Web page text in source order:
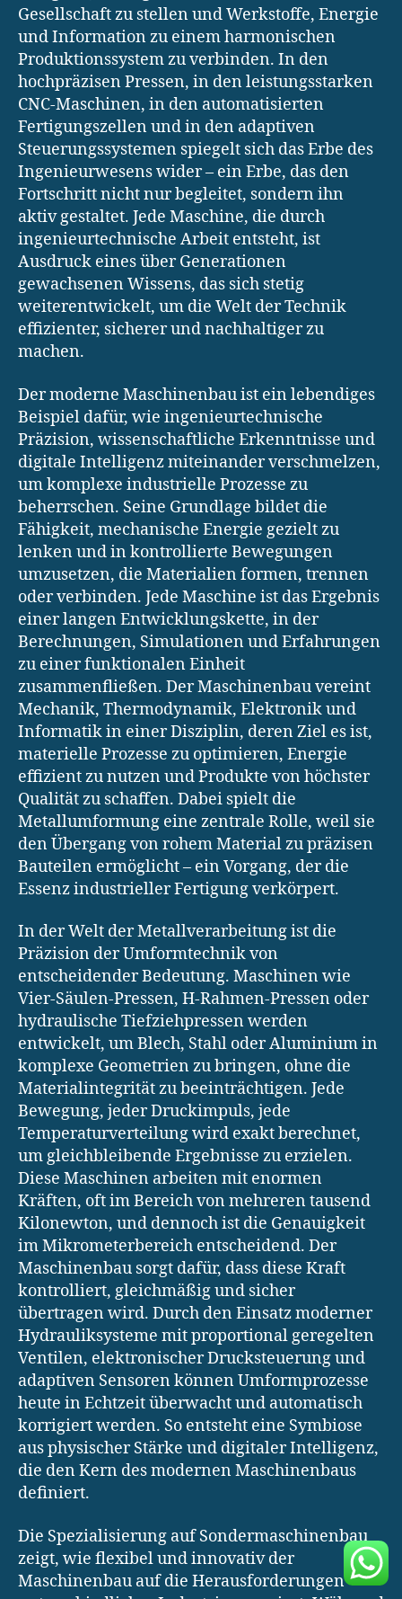
Gesellschaft zu stellen und Werkstoffe, Energie
und Information zu einem harmonischen
Produktionssystem zu verbinden. In den
hochpräzisen Pressen, in den leistungsstarken
CNC-Maschinen, in den automatisierten
Fertigungszellen und in den adaptiven
Steuerungssystemen spiegelt sich das Erbe des
Ingenieurwesens wider – ein Erbe, das den
Fortschritt nicht nur begleitet, sondern ihn
aktiv gestaltet. Jede Maschine, die durch
ingenieurtechnische Arbeit entsteht, ist
Ausdruck eines über Generationen
gewachsenen Wissens, das sich stetig
weiterentwickelt, um die Welt der Technik
effizienter, sicherer und nachhaltiger zu
machen.
Der moderne Maschinenbau ist ein lebendiges
Beispiel dafür, wie ingenieurtechnische
Präzision, wissenschaftliche Erkenntnisse und
digitale Intelligenz miteinander verschmelzen,
um komplexe industrielle Prozesse zu
beherrschen. Seine Grundlage bildet die
Fähigkeit, mechanische Energie gezielt zu
lenken und in kontrollierte Bewegungen
umzusetzen, die Materialien formen, trennen
oder verbinden. Jede Maschine ist das Ergebnis
einer langen Entwicklungskette, in der
Berechnungen, Simulationen und Erfahrungen
zu einer funktionalen Einheit
zusammenfließen. Der Maschinenbau vereint
Mechanik, Thermodynamik, Elektronik und
Informatik in einer Disziplin, deren Ziel es ist,
materielle Prozesse zu optimieren, Energie
effizient zu nutzen und Produkte von höchster
Qualität zu schaffen. Dabei spielt die
Metallumformung eine zentrale Rolle, weil sie
den Übergang von rohem Material zu präzisen
Bauteilen ermöglicht – ein Vorgang, der die
Essenz industrieller Fertigung verkörpert.
In der Welt der Metallverarbeitung ist die
Präzision der Umformtechnik von
entscheidender Bedeutung. Maschinen wie
Vier-Säulen-Pressen, H-Rahmen-Pressen oder
hydraulische Tiefziehpressen werden
entwickelt, um Blech, Stahl oder Aluminium in
komplexe Geometrien zu bringen, ohne die
Materialintegrität zu beeinträchtigen. Jede
Bewegung, jeder Druckimpuls, jede
Temperaturverteilung wird exakt berechnet,
um gleichbleibende Ergebnisse zu erzielen.
Diese Maschinen arbeiten mit enormen
Kräften, oft im Bereich von mehreren tausend
Kilonewton, und dennoch ist die Genauigkeit
im Mikrometerbereich entscheidend. Der
Maschinenbau sorgt dafür, dass diese Kraft
kontrolliert, gleichmäßig und sicher
übertragen wird. Durch den Einsatz moderner
Hydrauliksysteme mit proportional geregelten
Ventilen, elektronischer Drucksteuerung und
adaptiven Sensoren können Umformprozesse
heute in Echtzeit überwacht und automatisch
korrigiert werden. So entsteht eine Symbiose
aus physischer Stärke und digitaler Intelligenz,
die den Kern des modernen Maschinenbaus
definiert.
Die Spezialisierung auf Sondermaschinenbau
zeigt, wie flexibel und innovativ der
Maschinenbau auf die Herausforderungen